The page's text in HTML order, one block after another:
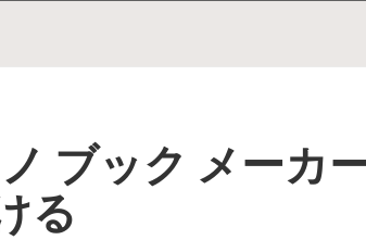
ブック メーカ
る